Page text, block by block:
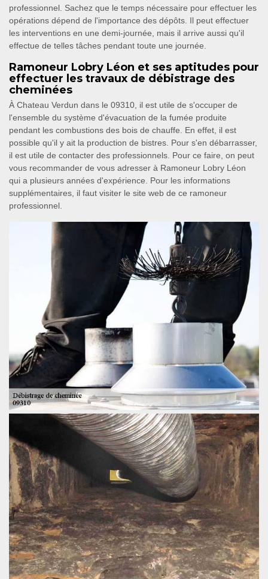
professionnel. Sachez que le temps nécessaire pour effectuer les
opérations dépend de l'importance des dépôts. Il peut effectuer
les interventions en une demi-journée, mais il arrive aussi qu'il
effectue de telles tâches pendant toute une journée.
Ramoneur Lobry Léon et ses aptitudes pour
effectuer les travaux de débistrage des
cheminées
À Chateau Verdun dans le 09310, il est utile de s'occuper de
l'ensemble du système d'évacuation de la fumée produite
pendant les combustions des bois de chauffe. En effet, il est
possible qu'il y ait la production de bistres. Pour s'en débarrasser,
il est utile de contacter des professionnels. Pour ce faire, on peut
vous recommander de vous adresser à Ramoneur Lobry Léon
qui a plusieurs années d'expérience. Pour les informations
supplémentaires, il faut visiter le site web de ce ramoneur
professionnel.